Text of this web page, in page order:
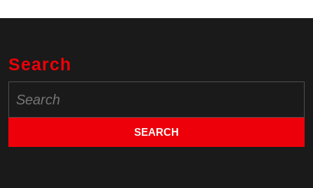
Search
for: